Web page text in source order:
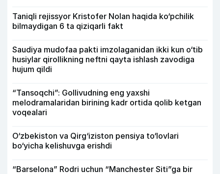
Taniqli rejissyor Kristofer Nolan haqida ko‘pchilik
bilmaydigan 6 ta qiziqarli fakt
Saudiya mudofaa pakti imzolaganidan ikki kun o‘tib
husiylar qirollikning neftni qayta ishlash zavodiga
hujum qildi
“Tansoqchi”: Gollivudning eng yaxshi
melodramalaridan birining kadr ortida qolib ketgan
voqealari
O‘zbekiston va Qirg‘iziston pensiya to‘lovlari
bo‘yicha kelishuvga erishdi
“Barselona” Rodri uchun “Manchester Siti”ga bir